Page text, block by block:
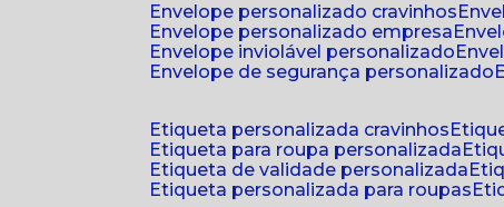
envelope personalizado cravinhos
envelope personalizado empresa
envelope inviolável personalizado
envelope de segurança personalizado
etiqueta personalizada cravinhos
etiqueta para roupa personalizada
etiqueta de validade personalizada
etiqueta personalizada para roupas